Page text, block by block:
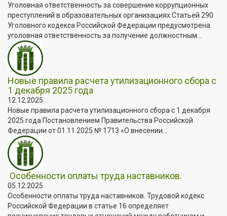
Уголовная ответственность за совершение коррупционных
преступлений в образовательных организациях Статьей 290
Уголовного кодекса Российской Федерации предусмотрена
уголовная ответственность за получение должностным...
Новые правила расчета утилизационного сбора с
1 декабря 2025 года
12.12.2025
Новые правила расчета утилизационного сбора с 1 декабря
2025 года Постановлением Правительства Российской
Федерации от 01.11.2025 № 1713 «О внесении...
Особенности оплаты труда наставников.
05.12.2025
Особенности оплаты труда наставников. Трудовой кодекс
Российской Федерации в статье 16 определяет